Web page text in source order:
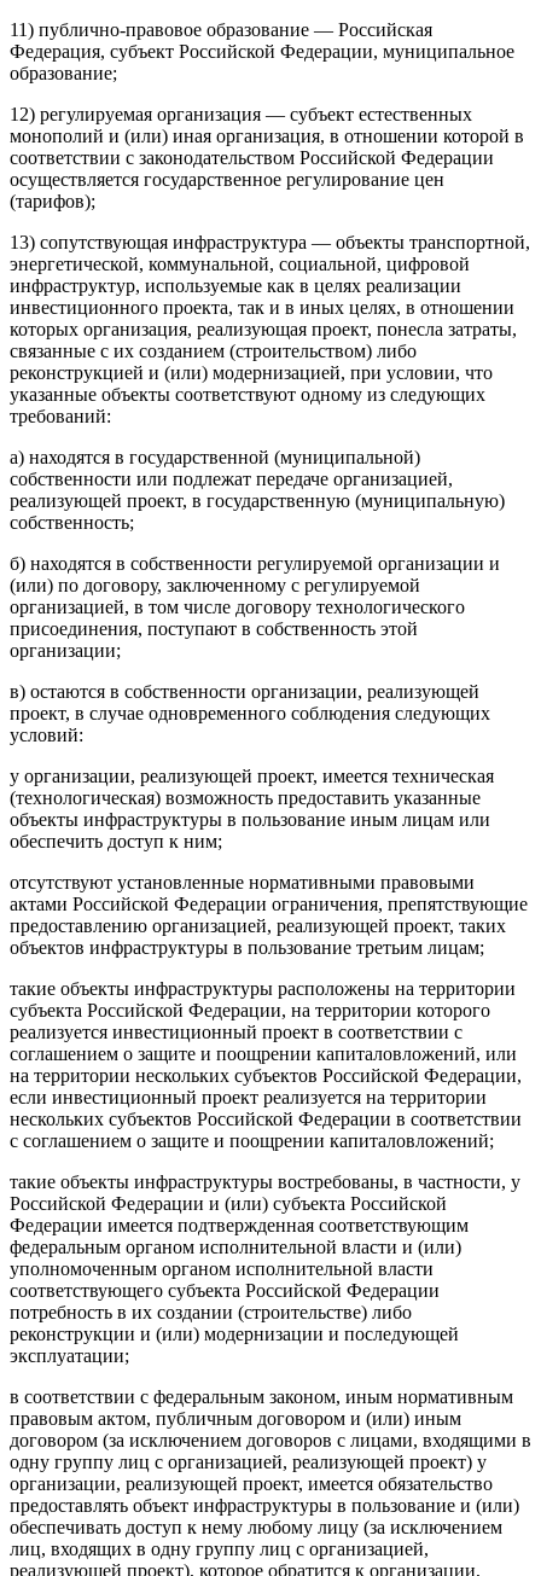
11) публично-правовое образование — Российская
Федерация, субъект Российской Федерации, муниципальное
образование;
12) регулируемая организация — субъект естественных
монополий и (или) иная организация, в отношении которой в
соответствии с законодательством Российской Федерации
осуществляется государственное регулирование цен
(тарифов);
13) сопутствующая инфраструктура — объекты транспортной,
энергетической, коммунальной, социальной, цифровой
инфраструктур, используемые как в целях реализации
инвестиционного проекта, так и в иных целях, в отношении
которых организация, реализующая проект, понесла затраты,
связанные с их созданием (строительством) либо
реконструкцией и (или) модернизацией, при условии, что
указанные объекты соответствуют одному из следующих
требований:
а) находятся в государственной (муниципальной)
собственности или подлежат передаче организацией,
реализующей проект, в государственную (муниципальную)
собственность;
б) находятся в собственности регулируемой организации и
(или) по договору, заключенному с регулируемой
организацией, в том числе договору технологического
присоединения, поступают в собственность этой
организации;
в) остаются в собственности организации, реализующей
проект, в случае одновременного соблюдения следующих
условий:
у организации, реализующей проект, имеется техническая
(технологическая) возможность предоставить указанные
объекты инфраструктуры в пользование иным лицам или
обеспечить доступ к ним;
отсутствуют установленные нормативными правовыми
актами Российской Федерации ограничения, препятствующие
предоставлению организацией, реализующей проект, таких
объектов инфраструктуры в пользование третьим лицам;
такие объекты инфраструктуры расположены на территории
субъекта Российской Федерации, на территории которого
реализуется инвестиционный проект в соответствии с
соглашением о защите и поощрении капиталовложений, или
на территории нескольких субъектов Российской Федерации,
если инвестиционный проект реализуется на территории
нескольких субъектов Российской Федерации в соответствии
с соглашением о защите и поощрении капиталовложений;
такие объекты инфраструктуры востребованы, в частности, у
Российской Федерации и (или) субъекта Российской
Федерации имеется подтвержденная соответствующим
федеральным органом исполнительной власти и (или)
уполномоченным органом исполнительной власти
соответствующего субъекта Российской Федерации
потребность в их создании (строительстве) либо
реконструкции и (или) модернизации и последующей
эксплуатации;
в соответствии с федеральным законом, иным нормативным
правовым актом, публичным договором и (или) иным
договором (за исключением договоров с лицами, входящими в
одну группу лиц с организацией, реализующей проект) у
организации, реализующей проект, имеется обязательство
предоставлять объект инфраструктуры в пользование и (или)
обеспечивать доступ к нему любому лицу (за исключением
лиц, входящих в одну группу лиц с организацией,
реализующей проект), которое обратится к организации,